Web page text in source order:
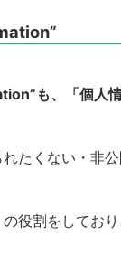
も、「個人情
たくない・非
役割をしてお